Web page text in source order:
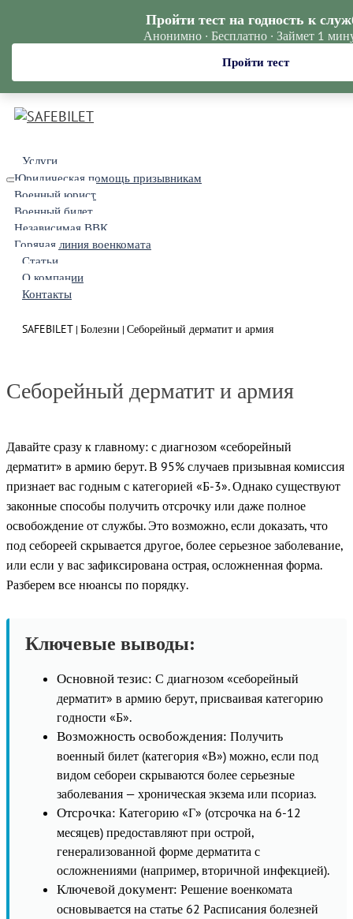
Услуги
Юридическая помощь призывникам
Военный юрист
Военный билет
Независимая ВВК
Горячая линия военкомата
Статьи
О компании
Контакты
SAFEBILET | Болезни | Себорейный дерматит и армия
Себорейный дерматит и армия
Давайте сразу к главному: с диагнозом «себорейный
дерматит» в армию берут. В 95% случаев призывная комиссия
признает вас годным с категорией «Б-3». Однако существуют
законные способы получить отсрочку или даже полное
освобождение от службы. Это возможно, если доказать, что
под себореей скрывается другое, более серьезное заболевание,
или если у вас зафиксирована острая, осложненная форма.
Разберем все нюансы по порядку.
Ключевые выводы:
Основной тезис: С диагнозом «себорейный
дерматит» в армию берут, присваивая категорию
годности «Б».
Возможность освобождения: Получить
военный билет (категория «В») можно, если под
видом себореи скрываются более серьезные
заболевания — хроническая экзема или псориаз.
Отсрочка: Категорию «Г» (отсрочка на 6-12
месяцев) предоставляют при острой,
генерализованной форме дерматита с
осложнениями (например, вторичной инфекцией).
Ключевой документ: Решение военкомата
основывается на статье 62 Расписания болезней
Пройти тест на годность к
Анонимно · Бесплатно · Займет 1
Пройти тест